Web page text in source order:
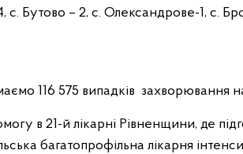
Бутово – 2, с. Олександрове-1, с.
116 575 випадків захворювання
в 21-й лікарні Рівненщини, де
багатопрофільна лікарня